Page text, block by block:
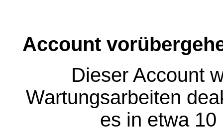
Account
Dieser Account
Wartungsarbeiten
es in etwa